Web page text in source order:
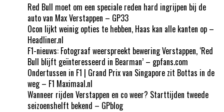
Red Bull moet om een speciale reden hard ingrijpen bij de
auto van Max Verstappen – GP33
Ocon lijkt weinig opties te hebben, Haas kan alle kanten op –
Headliner.nl
F1-nieuws: Fotograaf weerspreekt bewering Verstappen, ‘Red
Bull blijft geïnteresseerd in Bearman’ – gpfans.com
Ondertussen in F1 | Grand Prix van Singapore zit Bottas in de
weg – F1 Maximaal.nl
Wanneer rijden Verstappen en co weer? Starttijden tweede
seizoenshelft bekend – GPblog